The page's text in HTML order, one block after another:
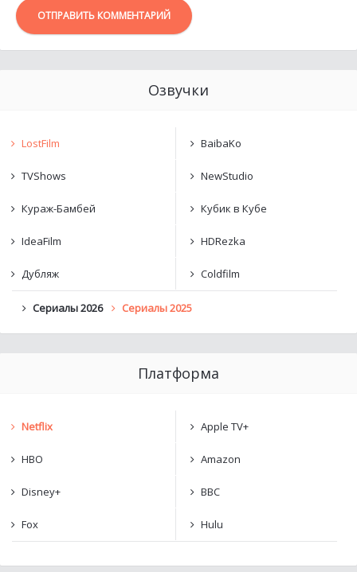
ОТПРАВИТЬ КОММЕНТАРИЙ
Озвучки
LostFilm BaibaKo
TVShows NewStudio
Кураж-Бамбей Кубик в Кубе
IdeaFilm HDRezka
Дубляж Coldfilm
Сериалы 2026 Сериалы 2025
Платформа
Netflix Apple TV+
HBO Amazon
Disney+ BBC
Fox Hulu